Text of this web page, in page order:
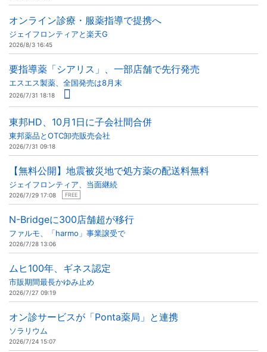
オンライン診療・服薬指導で提携へ
ジェイフロンティアと楽天G
2026/8/3 16:45
要指導薬「シアリス」、一部店舗で先行発売
エスエス製薬、全国発売は8月末
2026/7/31 18:18
東邦HD、10月1日に子会社間合併
東邦薬品とOTC卸売販売会社
2026/7/31 09:18
【無料公開】地震被災地で処方薬の配送料無料
ジェイフロンティア、当面継続
2026/7/29 17:08 FREE
N-Bridgeに300店舗超が移行
ファルモ、「harmo」事業譲受で
2026/7/28 13:06
ムヒ100年、ギネス認定
市販期間最長かゆみ止め
2026/7/27 09:19
オン診サービスが「Ponta薬局」と連携
ソラリウム
2026/7/24 15:07